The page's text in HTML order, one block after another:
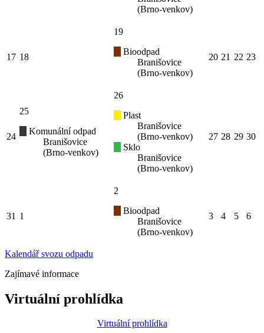
(Brno-venkov)
17 18
19
Bioodpad
Branišovice
(Brno-venkov)
20 21 22 23
24
25
Komunální odpad
Branišovice
(Brno-venkov)
26
Plast
Branišovice
(Brno-venkov)
Sklo
Branišovice
(Brno-venkov)
27 28 29 30
31 1
2
Bioodpad
Branišovice
(Brno-venkov)
3 4 5 6
Kalendář svozu odpadu
Zajímavé informace
Virtuální prohlídka
Virtuální prohlídka